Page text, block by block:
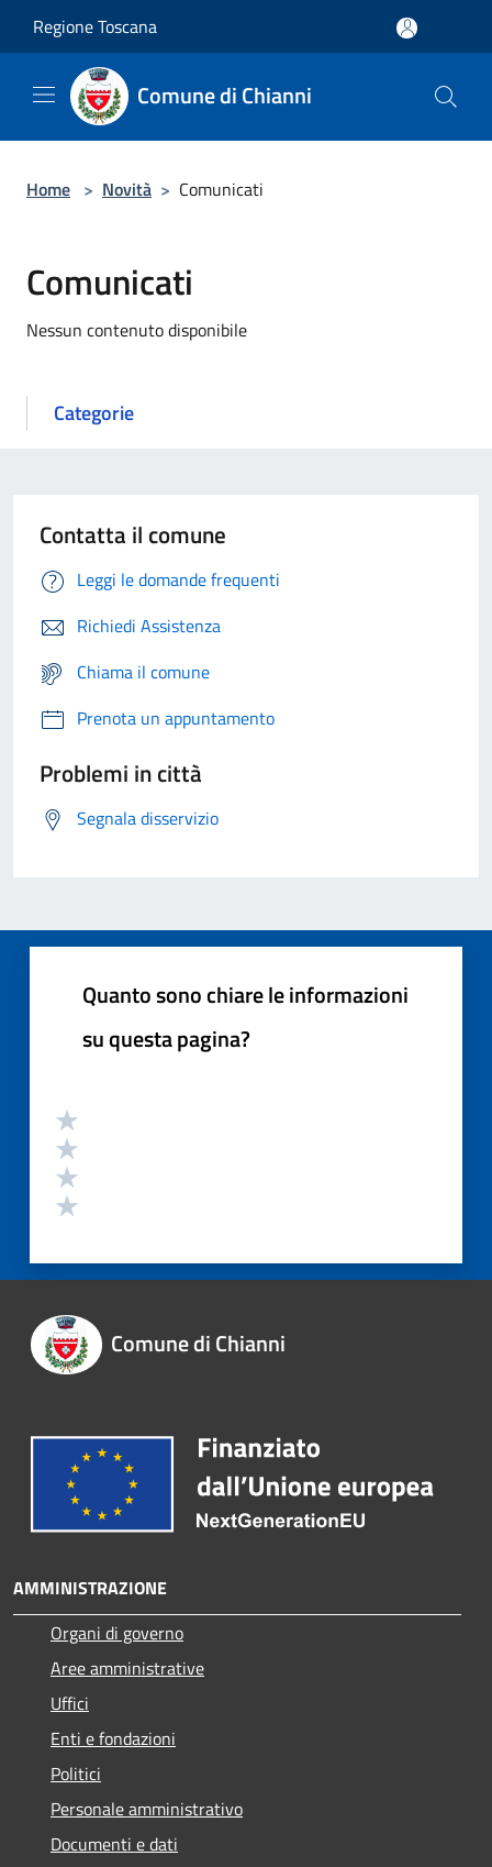
Regione Toscana
Comune di Chianni
Home > Novità > Comunicati
Comunicati
Nessun contenuto disponibile
Categorie
Contatta il comune
Leggi le domande frequenti
Richiedi Assistenza
Chiama il comune
Prenota un appuntamento
Problemi in città
Segnala disservizio
Quanto sono chiare le informazioni
su questa pagina?
Comune di Chianni
AMMINISTRAZIONE
Organi di governo
Aree amministrative
Uffici
Enti e fondazioni
Politici
Personale amministrativo
Documenti e dati